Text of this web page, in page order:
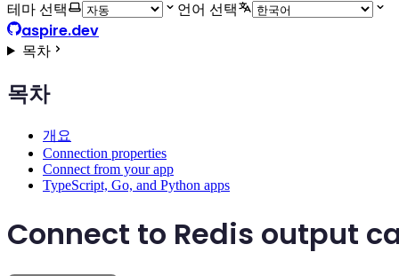
테마 선택
언어 선택
aspire.dev
목차
목차
개요
Connection properties
Connect from your app
TypeScript, Go, and Python apps
Connect to Redis output